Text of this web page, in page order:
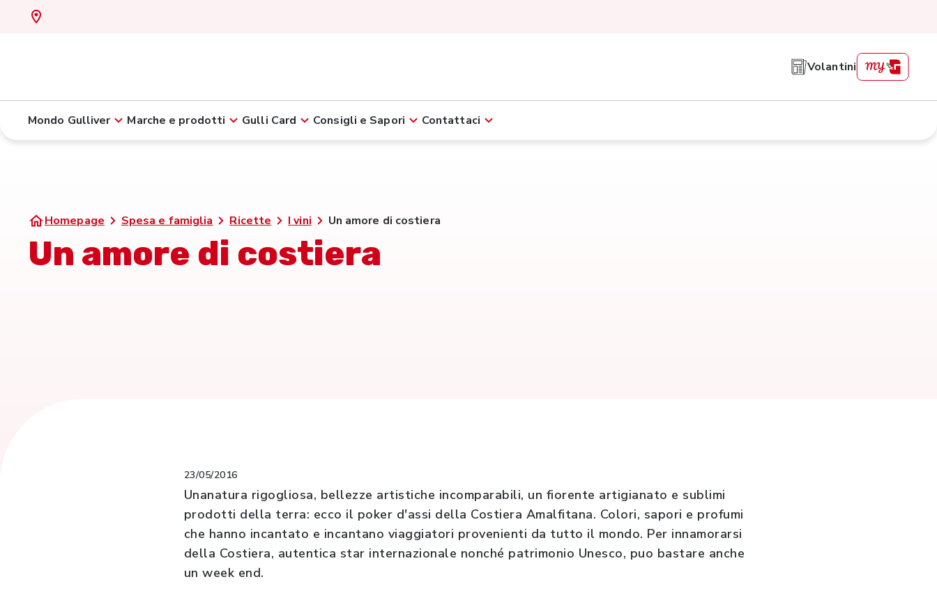
Volantini
Mondo Gulliver Marche e prodotti Gulli Card Consigli e Sapori Contattaci
Homepage Spesa e famiglia Ricette I vini Un amore di costiera
Un amore di costiera
23/05/2016
Unanatura rigogliosa, bellezze artistiche incomparabili, un fiorente artigianato e sublimi
prodotti della terra: ecco il poker d'assi della Costiera Amalfitana. Colori, sapori e profumi
che hanno incantato e incantano viaggiatori provenienti da tutto il mondo. Per innamorarsi
della Costiera, autentica star internazionale nonché patrimonio Unesco, puo bastare anche
un week end.